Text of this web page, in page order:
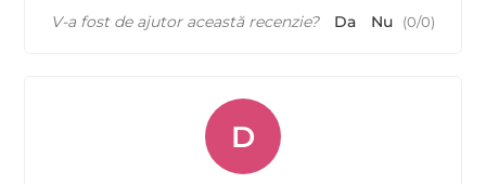
V-a fost de ajutor această recenzie? Da Nu (0/0)
D